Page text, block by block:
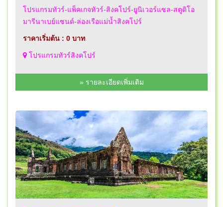
โปรแกรมทัวร์-แพ็คเกจทัวร์-สิงคโปร์-ยูนิเวอร์แซล-สตูดิโอ
มารีนาเบย์แซนด์-ล่องเรือแม่น้ำสิงคโปร์
ราคาเริ่มต้น : 0 บาท
โปรแกรมทัวร์สิงคโปร์
» รายละเอียดเพิ่มเติม